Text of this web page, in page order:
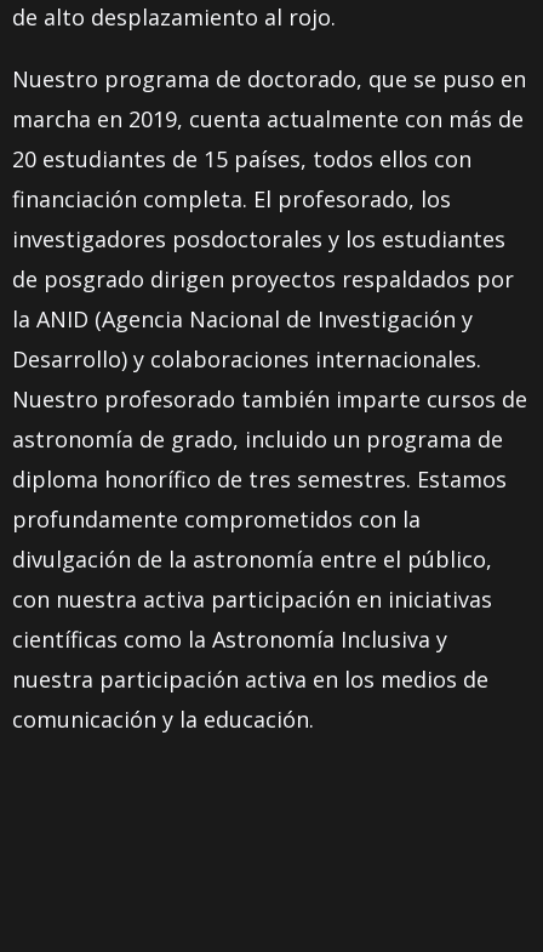
de alto desplazamiento al rojo.
Nuestro programa de doctorado, que se puso en
marcha en 2019, cuenta actualmente con más de
20 estudiantes de 15 países, todos ellos con
financiación completa. El profesorado, los
investigadores posdoctorales y los estudiantes
de posgrado dirigen proyectos respaldados por
la ANID (Agencia Nacional de Investigación y
Desarrollo) y colaboraciones internacionales.
Nuestro profesorado también imparte cursos de
astronomía de grado, incluido un programa de
diploma honorífico de tres semestres. Estamos
profundamente comprometidos con la
divulgación de la astronomía entre el público,
con nuestra activa participación en iniciativas
científicas como la Astronomía Inclusiva y
nuestra participación activa en los medios de
comunicación y la educación.